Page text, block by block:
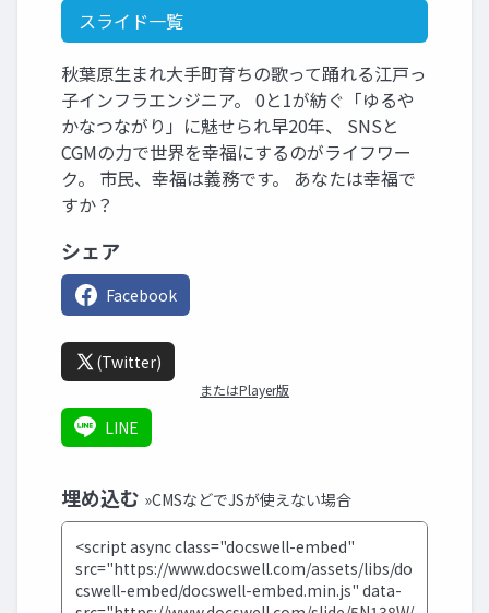
スライド一覧
秋葉原生まれ大手町育ちの歌って踊れる江戸っ
子インフラエンジニア。 0と1が紡ぐ「ゆるや
かなつながり」に魅せられ早20年、 SNSと
CGMの力で世界を幸福にするのがライフワー
ク。 市民、幸福は義務です。 あなたは幸福で
すか？
シェア
Facebook
(Twitter)
またはPlayer版
LINE
埋め込む »CMSなどでJSが使えない場合